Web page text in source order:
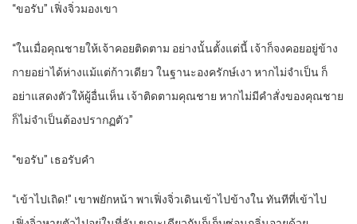
“ขอรับ” เฟิ่งจิ่วมองเขา
“ในเมื่อคุณชายให้เจ้าคอยติดตาม อย่างนั้นตั้งแต่นี้ เจ้าก็จงคอยอยู่ข้าง
กายอย่าได้ห่างแม้แต่ก้าวเดียว ในฐานะองครักษ์เงา หากไม่จำเป็น ก็
อย่าแสดงตัวให้ผู้อื่นเห็น เจ้าติดตามคุณชาย หากไม่มีคำสั่งของคุณชาย
ก็ไม่จำเป็นต้องปรากฏตัว”
“ขอรับ” เธอรับคำ
“เข้าไปเถิด!” เขาพยักหน้า พาเฟิ่งจิ่วเดินเข้าไปข้างใน ทันทีที่เข้าไป